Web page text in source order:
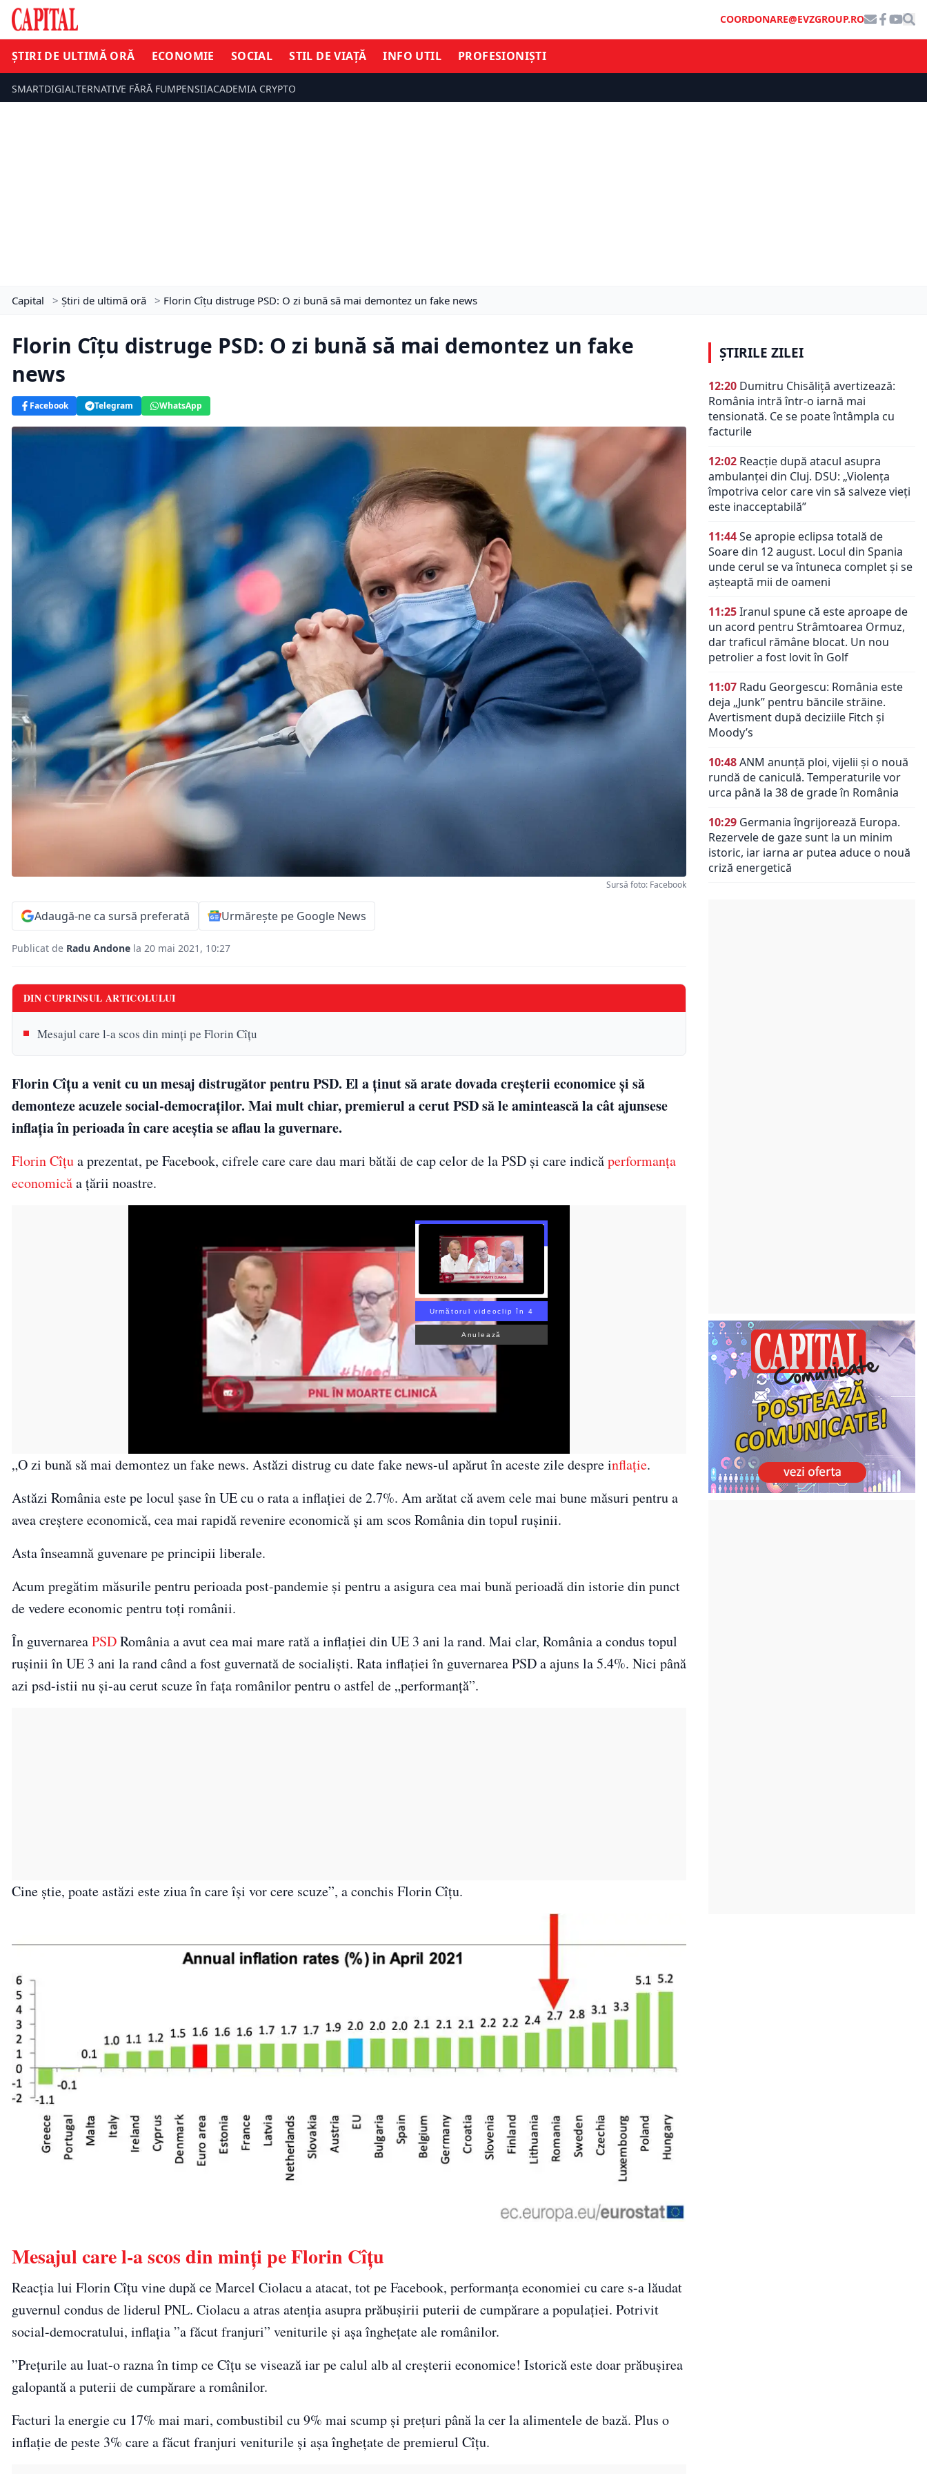
COORDONARE@EVZGROUP.RO
ȘTIRI DE ULTIMĂ ORĂ ECONOMIE SOCIAL STIL DE VIAȚĂ INFO UTIL PROFESIONIȘTI
SMARTDIGIALTERNATIVE FĂRĂ FUMPENSIIACADEMIA CRYPTO
Capital > Știri de ultimă oră > Florin Cîțu distruge PSD: O zi bună să mai demontez un fake news
Florin Cîțu distruge PSD: O zi bună să mai demontez un fake
news
Facebook Telegram WhatsApp
Sursă foto: Facebook
Adaugă-ne ca sursă preferată Urmărește pe Google News
Publicat de Radu Andone la 20 mai 2021, 10:27
DIN CUPRINSUL ARTICOLULUI
Mesajul care l-a scos din minți pe Florin Cîțu
Florin Cîțu a venit cu un mesaj distrugător pentru PSD. El a ținut să arate dovada creșterii economice și să
demonteze acuzele social-democraților. Mai mult chiar, premierul a cerut PSD să le amintească la cât ajunsese
inflația în perioada în care aceștia se aflau la guvernare.
Florin Cîțua prezentat, pe Facebook, cifrele care care dau mari bătăi de cap celor de la PSD și care indicăperformanța
economicăa țării noastre.
Următorul videoclip în 2
Anulează
„O zi bună să mai demontez un fake news. Astăzi distrug cu date fake news-ul apărut în aceste zile despre inflație.
Astăzi România este pe locul șase în UE cu o rata a inflației de 2.7%. Am arătat că avem cele mai bune măsuri pentru a
avea creștere economică, cea mai rapidă revenire economică și am scos România din topul rușinii.
Asta înseamnă guvenare pe principii liberale.
Acum pregătim măsurile pentru perioada post-pandemie și pentru a asigura cea mai bună perioadă din istorie din punct
de vedere economic pentru toți românii.
În guvernareaPSDRomânia a avut cea mai mare rată a inflației din UE 3 ani la rand. Mai clar, România a condus topul
rușinii în UE 3 ani la rand când a fost guvernată de socialiști. Rata inflației în guvernarea PSD a ajuns la 5.4%. Nici până
azi psd-istii nu și-au cerut scuze în fața românilor pentru o astfel de „performanță”.
Cine știe, poate astăzi este ziua în care își vor cere scuze”, a conchis Florin Cîțu.
Mesajul care l-a scos din minți pe Florin Cîțu
Reacția lui Florin Cîțu vine după ce Marcel Ciolacu a atacat, tot pe Facebook, performanța economiei cu care s-a lăudat
guvernul condus de liderul PNL. Ciolacu a atras atenția asupra prăbușirii puterii de cumpărare a populației. Potrivit
social-democratului, inflația ”a făcut franjuri” veniturile și așa înghețate ale românilor.
”Prețurile au luat-o razna în timp ce Cîțu se visează iar pe calul alb al creșterii economice! Istorică este doar prăbușirea
galopantă a puterii de cumpărare a românilor.
Facturi la energie cu 17% mai mari, combustibil cu 9% mai scump și prețuri până la cer la alimentele de bază. Plus o
inflație de peste 3% care a făcut franjuri veniturile și așa înghețate de premierul Cîțu.
ȘTIRILE ZILEI
12:20 Dumitru Chisăliță avertizează:
România intră într-o iarnă mai
tensionată. Ce se poate întâmpla cu
facturile
12:02 Reacție după atacul asupra
ambulanței din Cluj. DSU: „Violența
împotriva celor care vin să salveze vieți
este inacceptabilă”
11:44Se apropie eclipsa totală de
Soare din 12 august. Locul din Spania
unde cerul se va întuneca complet și se
așteaptă mii de oameni
11:25Iranul spune că este aproape de
un acord pentru Strâmtoarea Ormuz,
dar traficul rămâne blocat. Un nou
petrolier a fost lovit în Golf
11:07 Radu Georgescu: România este
deja „Junk” pentru băncile străine.
Avertisment după deciziile Fitch și
Moody’s
10:48ANM anunță ploi, vijelii și o nouă
rundă de caniculă. Temperaturile vor
urca până la 38 de grade în România
10:29 Germania îngrijorează Europa.
Rezervele de gaze sunt la un minim
istoric, iar iarna ar putea aduce o nouă
criză energetică